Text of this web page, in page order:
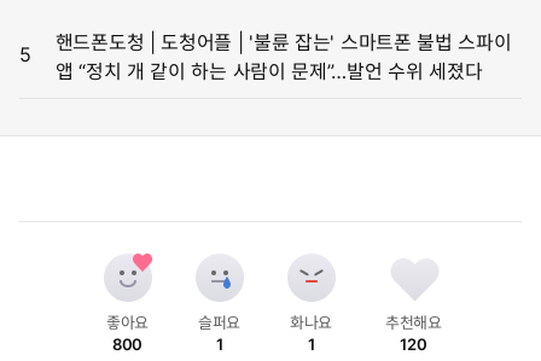
5
핸드폰도청 | 도청어플 | '불륜 잡는' 스마트폰 불법 스파이
앱 “정치 개 같이 하는 사람이 문제”…발언 수위 세졌다
좋아요
800
슬퍼요
1
화나요
1
추천해요
120